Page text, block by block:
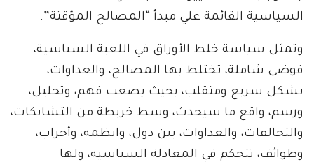
السياسية القائمة علي مبدأ “المصالح المؤقتة”.
وتمثل سياسة خلط الأوراق في اللعبة السياسية،
فوضى شاملة، تختلط بها المصالح، والعداوات،
بشكل سريع ومتقلب، بحيث يصعب فهم، وتحليل،
ورسم، واقع ما سيحدث، وسط خريطة من التشابكات،
والتحالفات، والعداوات، بين دول، وانظمة، وأحزاب،
وطوائف، تتحكم في المعادلة السياسية، ولها